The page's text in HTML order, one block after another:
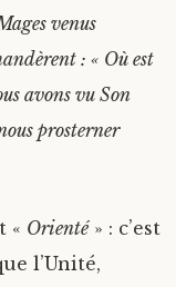
!
venus
: « Où est
avons vu Son
prosterner
« Orienté» : c’est
l’Unité,